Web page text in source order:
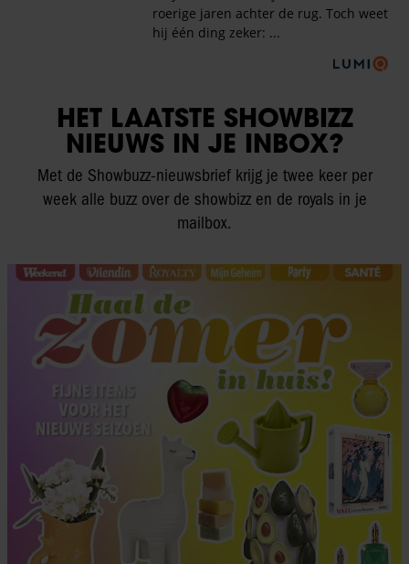
HET LAATSTE SHOWBIZZ
NIEUWS IN JE INBOX?
Met de Showbuzz-nieuwsbrief krijg je twee keer per
week alle buzz over de showbizz en de royals in je
mailbox.